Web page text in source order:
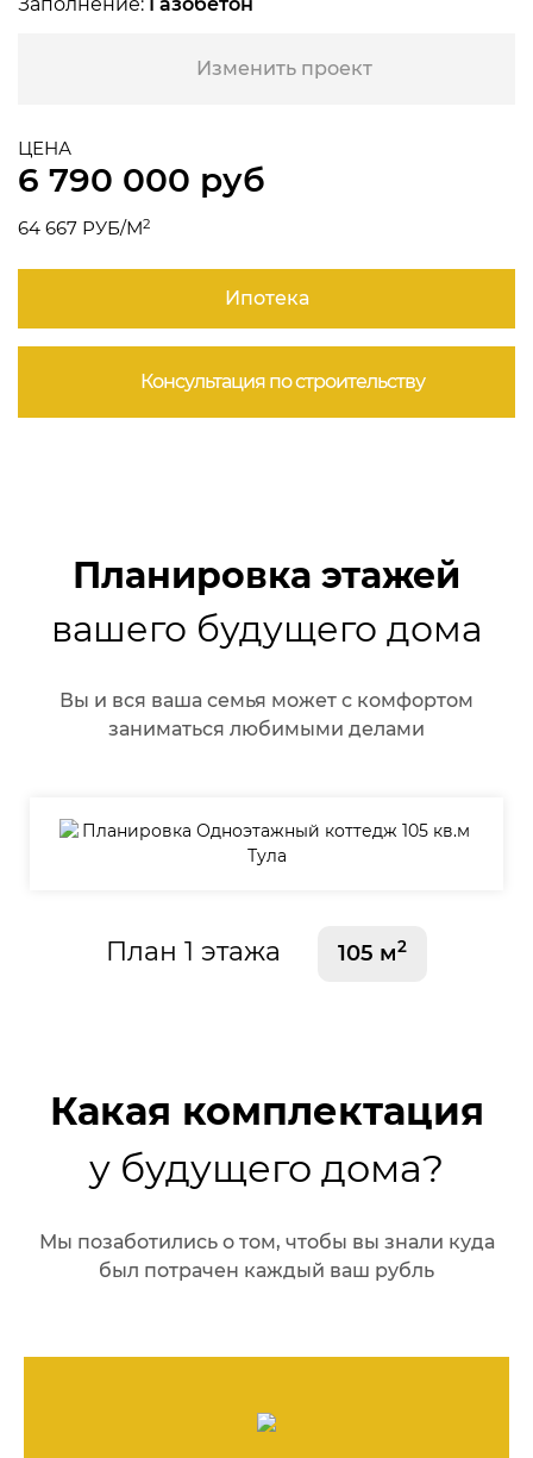
Изменить проект
ЦЕНА
6 790 000 руб
64 667 РУБ/М2
Ипотека
Консультация по строительству
Планировка этажей
вашего будущего дома
Вы и вся ваша семья может с комфортом
заниматься любимыми делами
План 1 этажа 105 м2
Какая комплектация
у будущего дома?
Мы позаботились о том, чтобы вы знали куда
был потрачен каждый ваш рубль